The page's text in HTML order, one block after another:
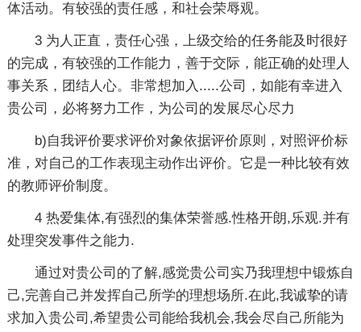
体活动。有较强的责任感，和社会荣辱观。
3 为人正直，责任心强，上级交给的任务能及时很好
的完成，有较强的工作能力，善于交际，能正确的处理人
事关系，团结人心。非常想加入.....公司，如能有幸进入
贵公司，必将努力工作，为公司的发展尽心尽力
b)自我评价要求评价对象依据评价原则，对照评价标
准，对自己的工作表现主动作出评价。它是一种比较有效
的教师评价制度。
4 热爱集体,有强烈的集体荣誉感.性格开朗,乐观.并有
处理突发事件之能力.
通过对贵公司的了解,感觉贵公司实乃我理想中锻炼自
己,完善自己并发挥自己所学的理想场所.在此,我诚挚的请
求加入贵公司,希望贵公司能给我机会,我会尽自己所能为